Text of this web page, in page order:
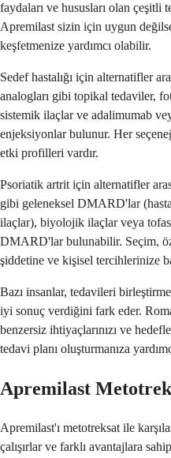
faydaları ve hususları olan çeşitli
Apremilast sizin için uygun
keşfetmenize yardımcı olabilir.
Sedef hastalığı için alternatifler
analogları gibi topikal tedaviler,
sistemik ilaçlar ve adalimumab
enjeksiyonlar bulunur. Her
etki profilleri vardır.
Psoriatik artrit için alternatifler
gibi geleneksel DMARD'lar
ilaçlar), biyolojik ilaçlar veya
DMARD'lar bulunabilir. Seçim,
şiddetine ve kişisel tercihlerinize
Bazı insanlar, tedavileri
iyi sonuç verdiğini fark eder.
benzersiz ihtiyaçlarınızı ve
tedavi planı oluşturmanıza
Apremilast
Apremilast'ı metotreksat ile
çalışırlar ve farklı avantajlara